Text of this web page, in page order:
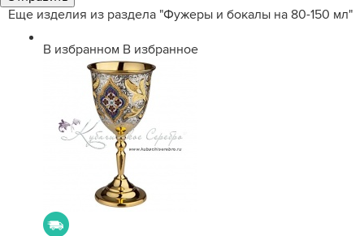
Еще изделия из раздела "Фужеры и бокалы на 80-150 мл"
В избранном В избранное